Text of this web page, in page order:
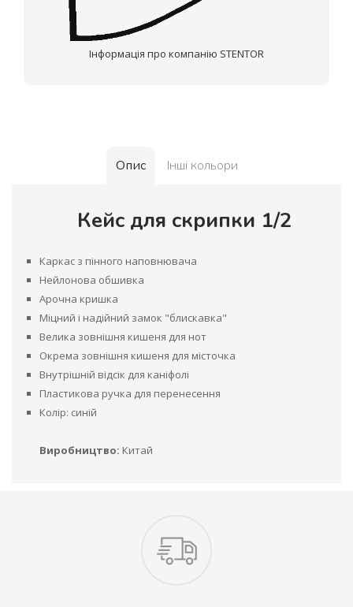
Інформація про компанію STENTOR
Опис Інші кольори
Кейс для скрипки 1/2
Каркас з пінного наповнювача
Нейлонова обшивка
Арочна кришка
Міцний і надійний замок "блискавка"
Велика зовнішня кишеня для нот
Окрема зовнішня кишеня для місточка
Внутрішній відсік для каніфолі
Пластикова ручка для перенесення
Колір: синій
Виробництво: Китай